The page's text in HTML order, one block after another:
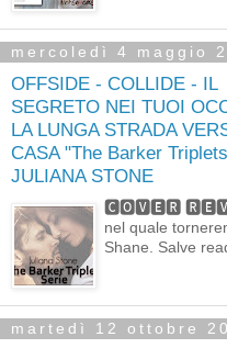
mercoledì 4 maggio
OFFSIDE - COLLIDE - IL
SEGRETO NEI TUOI
LA LUNGA STRADA
CASA "The Barker
JULIANA STONE
🅲🅾🆅🅴🆁
nel quale
Shane. Salve
martedì 12 ottobre